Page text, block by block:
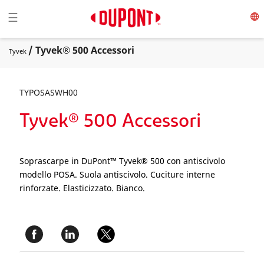
Toggle navigation
☰
Tyvek / Tyvek® 500 Accessori
TYPOSASWH00
Tyvek® 500 Accessori
Soprascarpe in DuPont™ Tyvek® 500 con antiscivolo
modello POSA. Suola antiscivolo. Cuciture interne
rinforzate. Elasticizzato. Bianco.